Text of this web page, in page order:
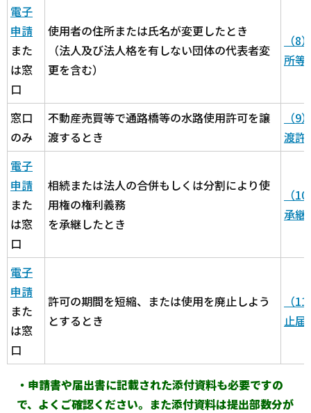
電子
申請
また
は窓
口
使用者の住所または氏名が変更したとき
（法人及び法人格を有しない団体の代表者変
更を含む）
（8
所等
窓口
のみ
不動産売買等で通路橋等の水路使用許可を譲
渡するとき
（9
渡許
電子
申請
また
は窓
口
相続または法人の合併もしくは分割により使
用権の権利義務
を承継したとき
（
承継
電子
申請
また
は窓
口
許可の期間を短縮、または使用を廃止しよう
とするとき
（
止届
・申請書や届出書に記載された添付資料も必要ですの
で、よくご確認ください。また添付資料は提出部数分が